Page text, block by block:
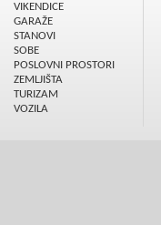
VIKENDICE
GARAŽE
STANOVI
SOBE
POSLOVNI PROSTORI
ZEMLJIŠTA
TURIZAM
VOZILA